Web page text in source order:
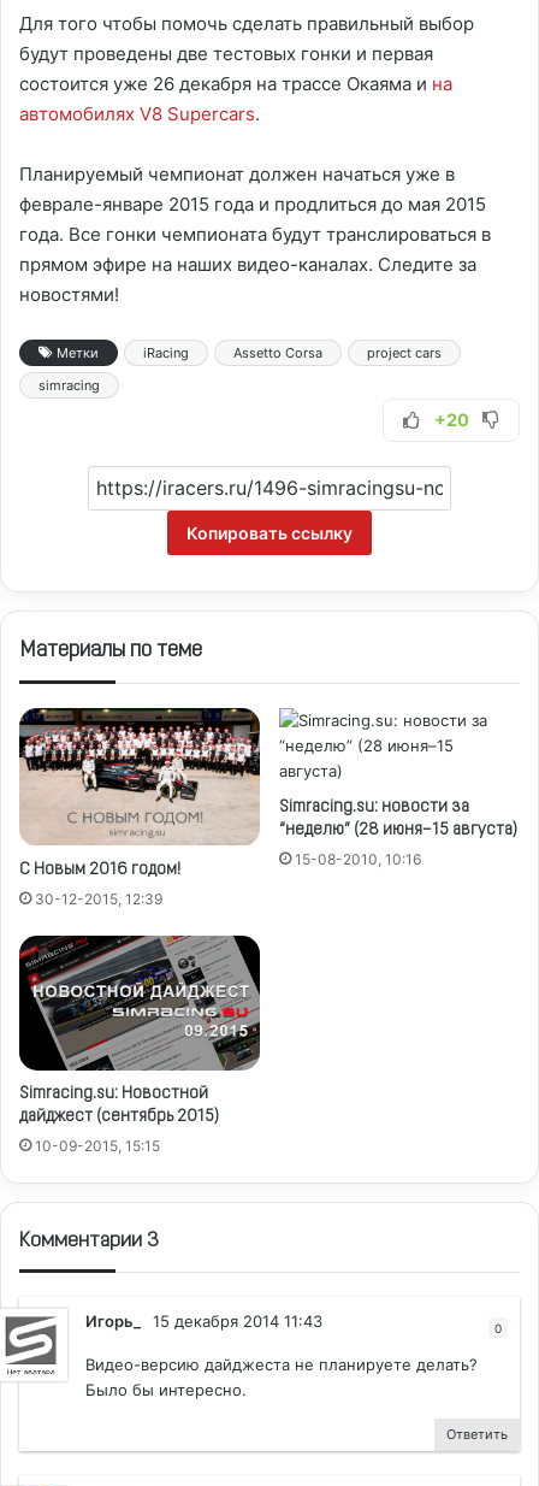
Для того чтобы помочь сделать правильный выбор
будут проведены две тестовых гонки и первая
состоится уже 26 декабря на трассе Окаяма и на
автомобилях V8 Supercars.
Планируемый чемпионат должен начаться уже в
феврале-январе 2015 года и продлиться до мая 2015
года. Все гонки чемпионата будут транслироваться в
прямом эфире на наших видео-каналах. Следите за
новостями!
Метки iRacing Assetto Corsa
project cars
simracing
+20
Копировать ссылку
Материалы по теме
С Новым 2016 годом!
30-12-2015, 12:39
Simracing.su: новости за
“неделю” (28 июня–15 августа)
15-08-2010, 10:16
Simracing.su: Новостной
дайджест (сентябрь 2015)
10-09-2015, 15:15
Комментарии 3
Игорь_ 15 декабря 2014 11:43 0
Видео-версию дайджеста не планируете делать?
Было бы интересно.
Ответить